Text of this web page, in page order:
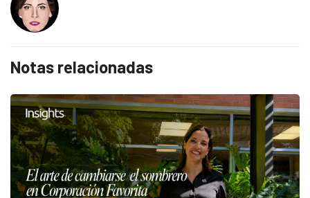
Notas relacionadas